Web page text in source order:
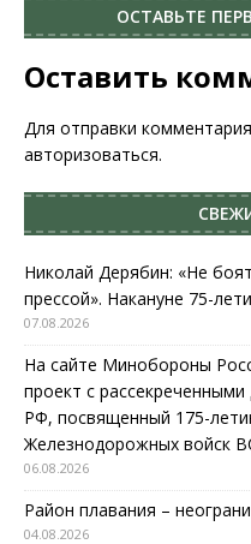
ОСТАВЬТЕ
Оставить
Для отправки
авторизоваться.
Николай Дерябин: «Не
прессой». Накануне 75-
07.08.2026
На сайте Минобороны
проект с
РФ, посвященный 175-
Железнодорожных войск
06.08.2026
Район плавания –
04.08.2026